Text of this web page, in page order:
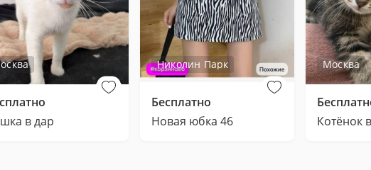
в дар
Николин Парк
Бесплатно
Новая юбка 46
Москва
Котёнок